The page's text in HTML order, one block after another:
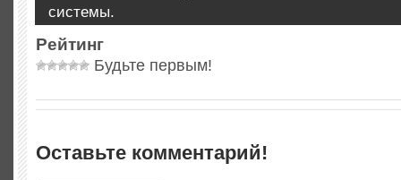
системы.
Рейтинг
Будьте первым!
Оставьте комментарий!